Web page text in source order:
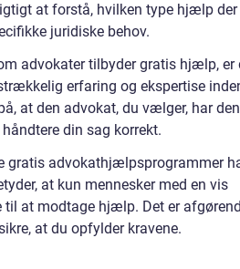
at forstå, hvilken type hjælp der
juridiske behov.
advokater tilbyder gratis hjælp, er
erfaring og ekspertise
at den advokat, du vælger, har den
din sag korrekt.
gratis advokathjælpsprogrammer
at kun mennesker med en vis
at modtage hjælp. Det er
at du opfylder kravene.